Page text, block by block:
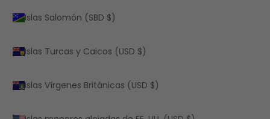
Islas Salomón (SBD $)
Islas Turcas y Caicos (USD $)
Islas Vírgenes Británicas (USD $)